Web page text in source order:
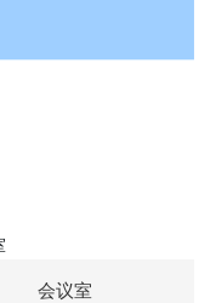
会议室